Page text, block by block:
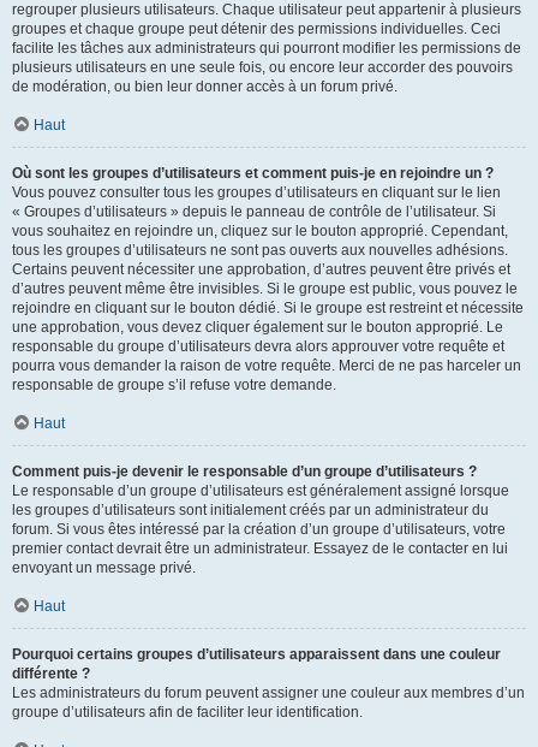
regrouper plusieurs utilisateurs. Chaque utilisateur peut appartenir à plusieurs
groupes et chaque groupe peut détenir des permissions individuelles. Ceci
facilite les tâches aux administrateurs qui pourront modifier les permissions de
plusieurs utilisateurs en une seule fois, ou encore leur accorder des pouvoirs
de modération, ou bien leur donner accès à un forum privé.
Haut
Où sont les groupes d’utilisateurs et comment puis-je en rejoindre un ?
Vous pouvez consulter tous les groupes d’utilisateurs en cliquant sur le lien
« Groupes d’utilisateurs » depuis le panneau de contrôle de l’utilisateur. Si
vous souhaitez en rejoindre un, cliquez sur le bouton approprié. Cependant,
tous les groupes d’utilisateurs ne sont pas ouverts aux nouvelles adhésions.
Certains peuvent nécessiter une approbation, d’autres peuvent être privés et
d’autres peuvent même être invisibles. Si le groupe est public, vous pouvez le
rejoindre en cliquant sur le bouton dédié. Si le groupe est restreint et nécessite
une approbation, vous devez cliquer également sur le bouton approprié. Le
responsable du groupe d’utilisateurs devra alors approuver votre requête et
pourra vous demander la raison de votre requête. Merci de ne pas harceler un
responsable de groupe s’il refuse votre demande.
Haut
Comment puis-je devenir le responsable d’un groupe d’utilisateurs ?
Le responsable d’un groupe d’utilisateurs est généralement assigné lorsque
les groupes d’utilisateurs sont initialement créés par un administrateur du
forum. Si vous êtes intéressé par la création d’un groupe d’utilisateurs, votre
premier contact devrait être un administrateur. Essayez de le contacter en lui
envoyant un message privé.
Haut
Pourquoi certains groupes d’utilisateurs apparaissent dans une couleur
différente ?
Les administrateurs du forum peuvent assigner une couleur aux membres d’un
groupe d’utilisateurs afin de faciliter leur identification.